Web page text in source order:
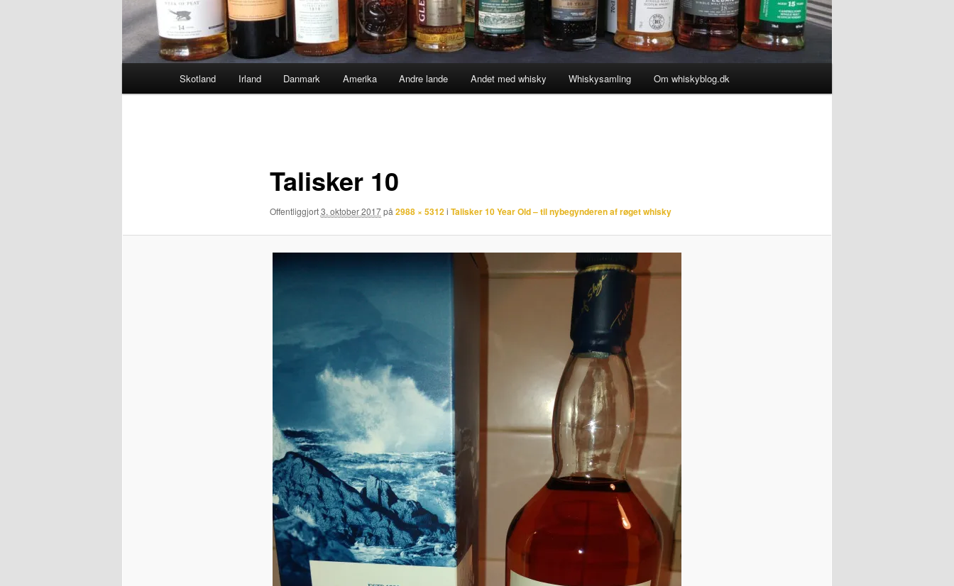
Skotland Irland Danmark Amerika Andre lande Andet med whisky Whiskysamling Om whiskyblog.dk
Talisker 10
Offentliggjort3. oktober 2017på 2988 × 5312i Talisker 10 Year Old – til nybegynderen af røget whisky